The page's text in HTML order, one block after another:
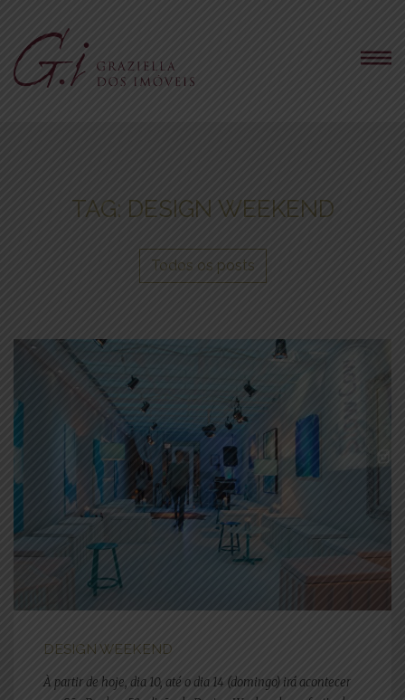
TAG: DESIGN WEEKEND
Todos os posts
DESIGN WEEKEND
À partir de hoje, dia 10, até o dia 14 (domingo) irá acontecer